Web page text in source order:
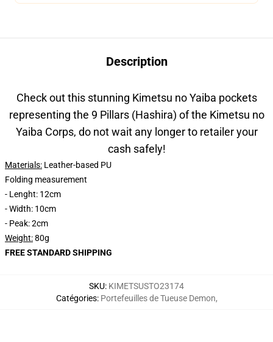
Description
Check out this stunning Kimetsu no Yaiba pockets
representing the 9 Pillars (Hashira) of the Kimetsu no
Yaiba Corps, do not wait any longer to retailer your
cash safely!
Materials: Leather-based PU
Folding measurement
- Lenght: 12cm
- Width: 10cm
- Peak: 2cm
Weight:80g
FREE STANDARD SHIPPING
SKU: KIMETSUSTO23174
Catégories: Portefeuilles de Tueuse Demon,